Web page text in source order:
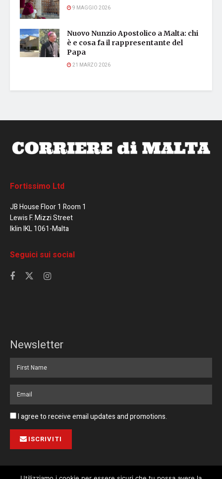
9 MAGGIO 2026
Nuovo Nunzio Apostolico a Malta: chi
è e cosa fa il rappresentante del
Papa
21 MARZO 2026
Fortissimo Ltd
JB House Floor 1 Room 1
Lewis F. Mizzi Street
Iklin IKL 1061-Malta
Seguici sui social
Newsletter
I agree to receive email updates and promotions.
ISCRIVITI